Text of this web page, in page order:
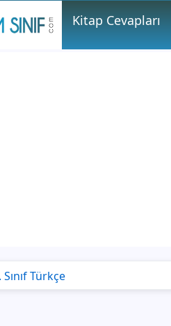
Kitap Cevapları
Sınıf Türkçe